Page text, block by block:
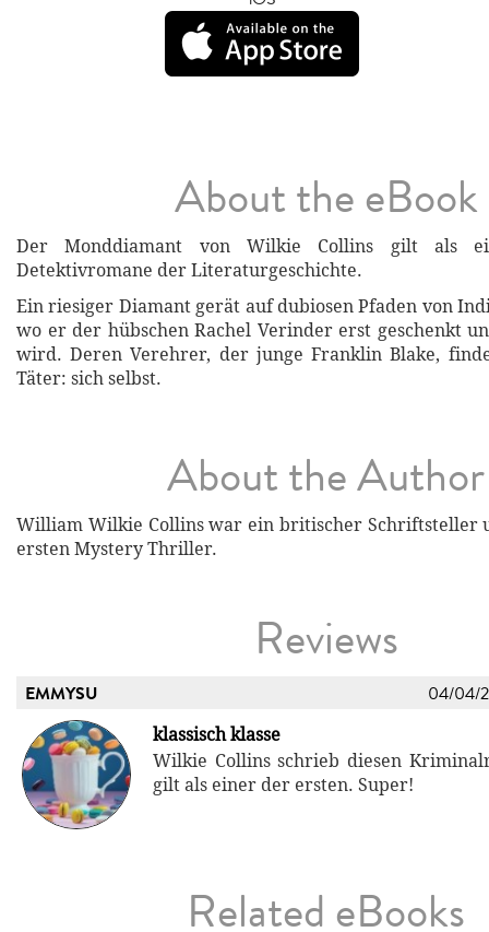
About the eBook
Der Monddiamant von Wilkie Collins gilt als
Detektivromane der Literaturgeschichte.
Ein riesiger Diamant gerät auf dubiosen Pfaden von
wo er der hübschen Rachel Verinder erst geschenkt
wird. Deren Verehrer, der junge Franklin Blake,
Täter: sich selbst.
About the Author
William Wilkie Collins war ein britischer Schriftsteller
ersten Mystery Thriller.
Reviews
EMMYSU 04/04/
klassisch klasse
Wilkie Collins schrieb diesen
gilt als einer der ersten. Super!
Related eBooks